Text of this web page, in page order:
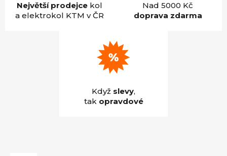
Největší prodejcekol
a elektrokol KTM v ČR
Nad 5000 Kč
doprava zdarma
Když slevy,
tak opravdové